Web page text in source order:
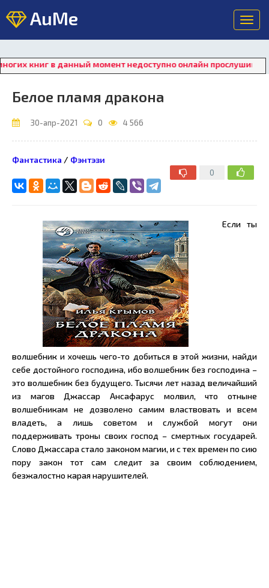
AuMe
в данный момент недоступно онлайн прослушивание. Для
Белое пламя дракона
30-апр-2021 0 4 566
0
Фантастика / Фэнтэзи
Если ты
волшебник и хочешь чего-то добиться в этой жизни, найди
себе достойного господина, ибо волшебник без господина –
это волшебник без будущего. Тысячи лет назад величайший
из магов Джассар Ансафарус молвил, что отныне
волшебникам не дозволено самим властвовать и всем
владеть, а лишь советом и службой могут они
поддерживать троны своих господ – смертных государей.
Слово Джассара стало законом магии, и с тех времен по сию
пору закон тот сам следит за своим соблюдением,
безжалостно карая нарушителей.